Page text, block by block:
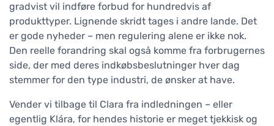
gradvist vil indføre forbud for hundredvis af
produkttyper. Lignende skridt tages i andre lande. Det
er gode nyheder – men regulering alene er ikke nok.
Den reelle forandring skal også komme fra forbrugernes
side, der med deres indkøbsbeslutninger hver dag
stemmer for den type industri, de ønsker at have.
Vender vi tilbage til Clara fra indledningen – eller
egentlig Klára, for hendes historie er meget tjekkisk og